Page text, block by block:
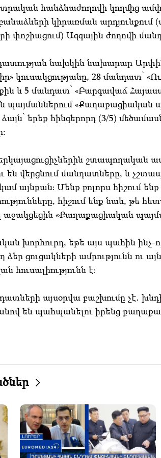
հանձնաժողովի կողմից
կիրառման արդյունքում
փոշիացում) Ազգային ժողովի
նախկին նախարար
կուսակցությանը, 28 մանդատ՝
և 5 մանդատ՝ «Բարգավաճ
«Քաղաքացիական
երեք հինգերորդ (3/5)
շտապողական
են վերցնում մանդատները, և
այնքան։ Մենք բոլորս հիշում
հիշում ենք նաև, թե
աջակցեցին «Քաղաքացիական
խորհուրդ, եթե այս պահին ինչ-
ցուցակների ամրությունն ու
է։
այսօրվա բաշխումը չէ․
են պահպանելու իրենց